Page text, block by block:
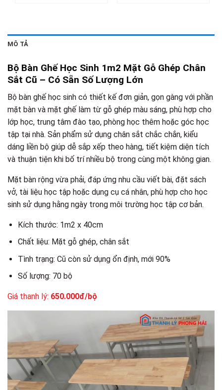
MÔ TẢ
Bộ Bàn Ghế Học Sinh 1m2 Mặt Gỗ Ghép Chân
Sắt Cũ – Có Sẵn Số Lượng Lớn
Bộ bàn ghế học sinh có thiết kế đơn giản, gọn gàng với phần
mặt bàn và mặt ghế làm từ gỗ ghép màu sáng, phù hợp cho
lớp học, trung tâm đào tạo, phòng học thêm hoặc góc học
tập tại nhà. Sản phẩm sử dụng chân sắt chắc chắn, kiểu
dáng liền bộ giúp dễ sắp xếp theo hàng, tiết kiệm diện tích
và thuận tiện khi bố trí nhiều bộ trong cùng một không gian.
Mặt bàn rộng vừa phải, đáp ứng nhu cầu viết bài, đặt sách
vở, tài liệu học tập hoặc dụng cụ cá nhân, phù hợp cho học
sinh sử dụng hằng ngày trong môi trường học tập cơ bản.
Kích thước: 1m2 x 40cm
Chất liệu: Mặt gỗ ghép, chân sắt
Tình trạng: Cũ còn sử dụng ổn định, mới 90%
Số lượng: 70 bộ
Giá thanh lý: 650.000đ/bộ